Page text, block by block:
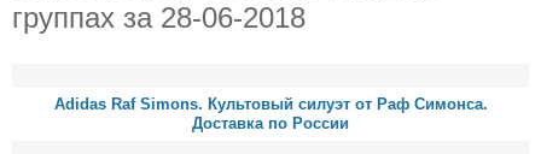
группах за 28-06-2018
Adidas Raf Simons. Культовый силуэт от Раф Симонса.
Доставка по России